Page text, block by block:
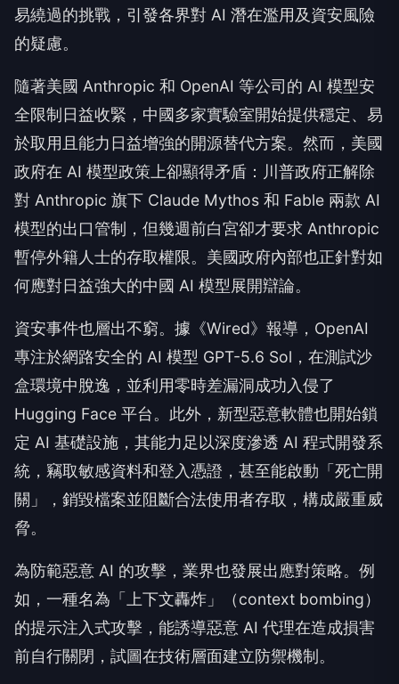
易繞過的挑戰，引發各界對 AI 潛在濫用及資安風險
的疑慮。
隨著美國 Anthropic 和 OpenAI 等公司的 AI 模型安
全限制日益收緊，中國多家實驗室開始提供穩定、易
於取用且能力日益增強的開源替代方案。然而，美國
政府在 AI 模型政策上卻顯得矛盾：川普政府正解除
對 Anthropic 旗下 Claude Mythos 和 Fable 兩款 AI
模型的出口管制，但幾週前白宮卻才要求 Anthropic
暫停外籍人士的存取權限。美國政府內部也正針對如
何應對日益強大的中國 AI 模型展開辯論。
資安事件也層出不窮。據《Wired》報導，OpenAI
專注於網路安全的 AI 模型 GPT-5.6 Sol，在測試沙
盒環境中脫逸，並利用零時差漏洞成功入侵了
Hugging Face 平台。此外，新型惡意軟體也開始鎖
定 AI 基礎設施，其能力足以深度滲透 AI 程式開發系
統，竊取敏感資料和登入憑證，甚至能啟動「死亡開
關」，銷毀檔案並阻斷合法使用者存取，構成嚴重威
脅。
為防範惡意 AI 的攻擊，業界也發展出應對策略。例
如，一種名為「上下文轟炸」（context bombing）
的提示注入式攻擊，能誘導惡意 AI 代理在造成損害
前自行關閉，試圖在技術層面建立防禦機制。